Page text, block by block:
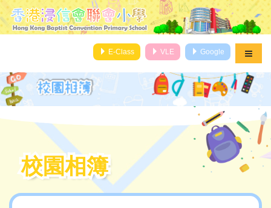
E-Class VLE Google
校園相簿
校園相簿